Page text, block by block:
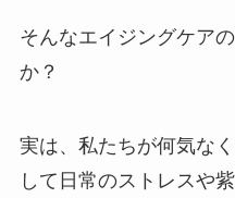
そんなエイジングケア
か？
実は、私たちが何気な
して日常のストレスや